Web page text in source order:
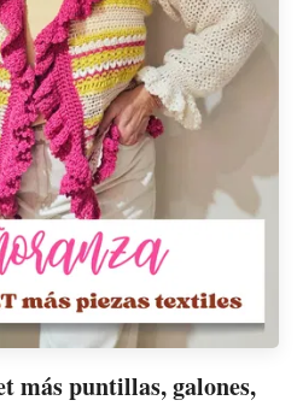
más puntillas, galones,